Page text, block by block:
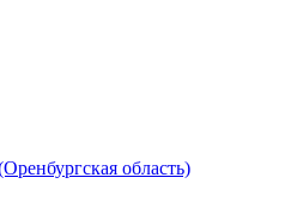
область)